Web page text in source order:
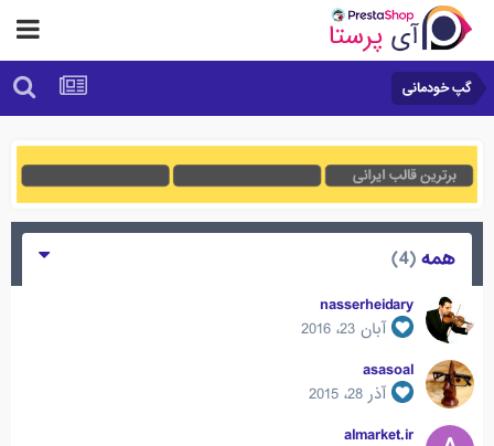
گپ خودمانی
همه(4)
nasserheidary
آبان 23، 2016
asasoal
آذر 28، 2015
almarket.ir